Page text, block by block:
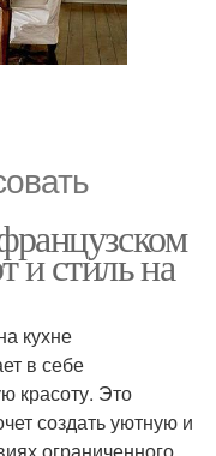
и стиль на
кухне
в себе
красоту. Это
создать уютную и